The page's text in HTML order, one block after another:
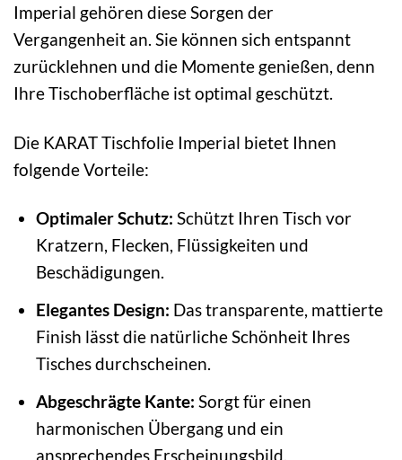
Imperial gehören diese Sorgen der
Vergangenheit an. Sie können sich entspannt
zurücklehnen und die Momente genießen, denn
Ihre Tischoberfläche ist optimal geschützt.
Die KARAT Tischfolie Imperial bietet Ihnen
folgende Vorteile:
Optimaler Schutz: Schützt Ihren Tisch vor
Kratzern, Flecken, Flüssigkeiten und
Beschädigungen.
Elegantes Design: Das transparente, mattierte
Finish lässt die natürliche Schönheit Ihres
Tisches durchscheinen.
Abgeschrägte Kante: Sorgt für einen
harmonischen Übergang und ein
ansprechendes Erscheinungsbild.